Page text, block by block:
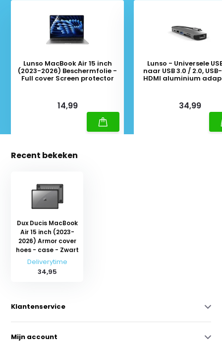
Lunso MacBook Air 15 inch
(2023-2026) Beschermfolie -
Full cover Screen protector
14,99
Lunso - Universele
naar USB 3.0 / 2.0,
HDMI aluminium
34,99
Recent bekeken
Dux Ducis MacBook
Air 15 inch (2023-
2026) Armor cover
hoes - case - Zwart
Deliverytime
34,95
Klantenservice
Mijn account